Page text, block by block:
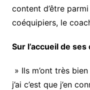
content d’être
coéquipiers, le
Sur l’accueil de
» Ils m’ont très
j’ai c’est que j’en